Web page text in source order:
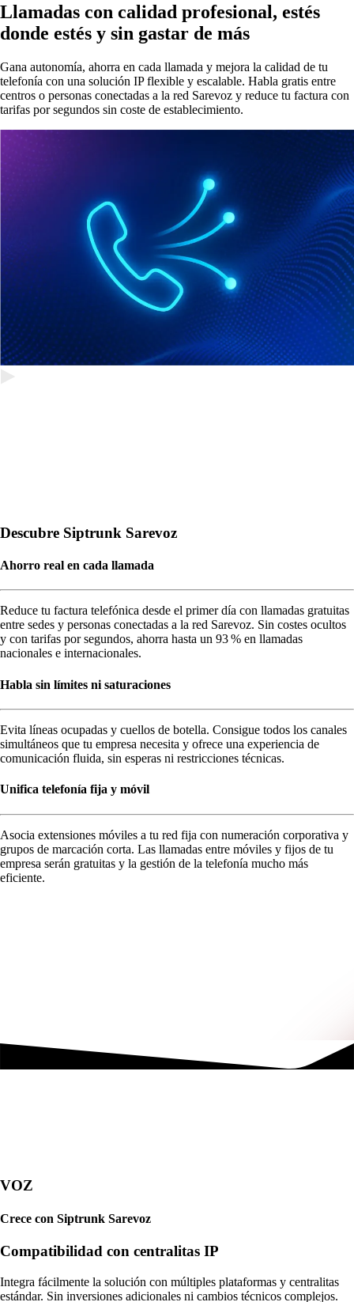
Llamadas con calidad profesional, estés
donde estés y sin gastar de más
Gana autonomía, ahorra en cada llamada y mejora la calidad de tu
telefonía con una solución IP flexible y escalable. Habla gratis entre
centros o personas conectadas a la red Sarevoz y reduce tu factura con
tarifas por segundos sin coste de establecimiento.
Descubre Siptrunk Sarevoz
Ahorro real en cada llamada
Reduce tu factura telefónica desde el primer día con llamadas gratuitas
entre sedes y personas conectadas a la red Sarevoz. Sin costes ocultos
y con tarifas por segundos, ahorra hasta un 93 % en llamadas
nacionales e internacionales.
Habla sin límites ni saturaciones
Evita líneas ocupadas y cuellos de botella. Consigue todos los canales
simultáneos que tu empresa necesita y ofrece una experiencia de
comunicación fluida, sin esperas ni restricciones técnicas.
Unifica telefonía fija y móvil
Asocia extensiones móviles a tu red fija con numeración corporativa y
grupos de marcación corta. Las llamadas entre móviles y fijos de tu
empresa serán gratuitas y la gestión de la telefonía mucho más
eficiente.
VOZ
Crece con Siptrunk Sarevoz
Compatibilidad con centralitas IP
Integra fácilmente la solución con múltiples plataformas y centralitas
estándar. Sin inversiones adicionales ni cambios técnicos complejos.